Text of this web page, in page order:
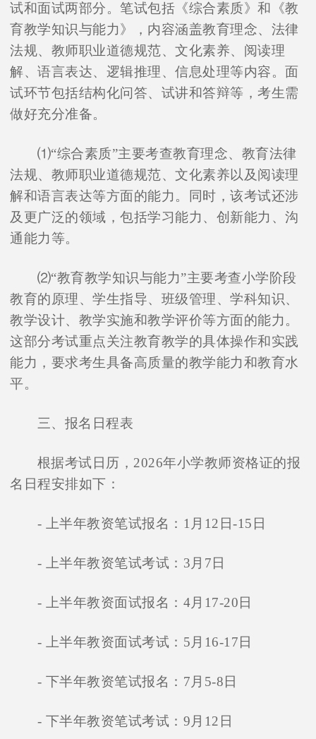
试和面试两部分。笔试包括《综合素质》和《教
育教学知识与能力》，内容涵盖教育理念、法律
法规、教师职业道德规范、文化素养、阅读理
解、语言表达、逻辑推理、信息处理等内容。面
试环节包括结构化问答、试讲和答辩等，考生需
做好充分准备。
⑴“综合素质”主要考查教育理念、教育法律
法规、教师职业道德规范、文化素养以及阅读理
解和语言表达等方面的能力。同时，该考试还涉
及更广泛的领域，包括学习能力、创新能力、沟
通能力等。
⑵“教育教学知识与能力”主要考查小学阶段
教育的原理、学生指导、班级管理、学科知识、
教学设计、教学实施和教学评价等方面的能力。
这部分考试重点关注教育教学的具体操作和实践
能力，要求考生具备高质量的教学能力和教育水
平。
三、报名日程表
根据考试日历，2026年小学教师资格证的报
名日程安排如下：
- 上半年教资笔试报名：1月12日-15日
- 上半年教资笔试考试：3月7日
- 上半年教资面试报名：4月17-20日
- 上半年教资面试考试：5月16-17日
- 下半年教资笔试报名：7月5-8日
- 下半年教资笔试考试：9月12日